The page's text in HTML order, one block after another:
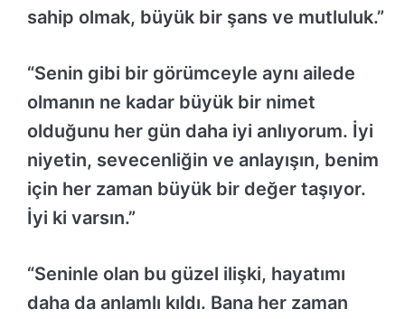
sahip olmak, büyük bir şans ve mutluluk.”
“Senin gibi bir görümceyle aynı ailede
olmanın ne kadar büyük bir nimet
olduğunu her gün daha iyi anlıyorum. İyi
niyetin, sevecenliğin ve anlayışın, benim
için her zaman büyük bir değer taşıyor.
İyi ki varsın.”
“Seninle olan bu güzel ilişki, hayatımı
daha da anlamlı kıldı. Bana her zaman